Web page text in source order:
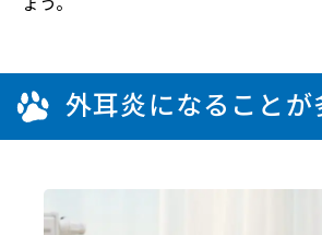
外耳炎になることが